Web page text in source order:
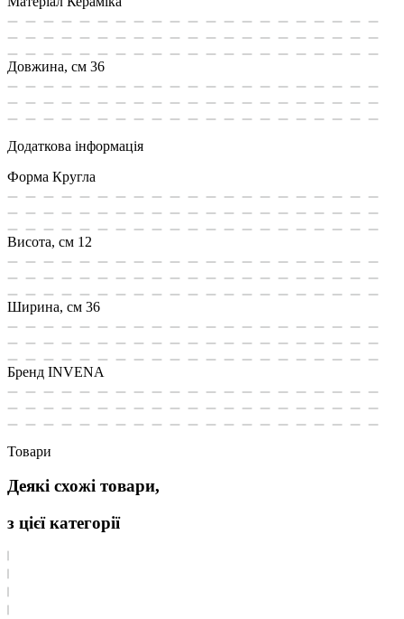
Довжина, см 36
Додаткова інформація
Форма Кругла
Висота, см 12
Ширина, см 36
Бренд INVENA
Товари
Деякі схожі товари,
з цієї категорії